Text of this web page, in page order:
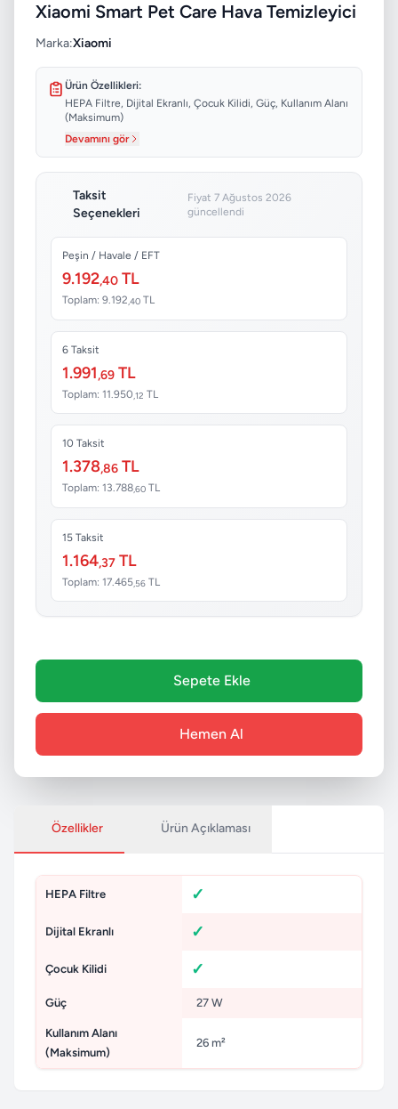
Xiaomi Smart Pet Care Hava Temizleyici
Marka:Xiaomi
Ürün Özellikleri:
HEPA Filtre, Dijital Ekranlı, Çocuk Kilidi, Güç, Kullanım Alanı
(Maksimum)
Devamını gör
Taksit
Seçenekleri
Fiyat 7 Ağustos 2026
güncellendi
Peşin / Havale / EFT
9.192,40 TL
Toplam: 9.192,40 TL
6 Taksit
1.991,69 TL
Toplam: 11.950 ,12 TL
10 Taksit
1.378,86 TL
Toplam: 13.788,60 TL
15 Taksit
1.164,37 TL
Toplam: 17.465 ,56 TL
Sepete Ekle
Hemen Al
Özellikler Ürün Açıklaması
HEPA Filtre
Dijital Ekranlı
Çocuk Kilidi
Güç 27 W
Kullanım Alanı
(Maksimum)
26 m²